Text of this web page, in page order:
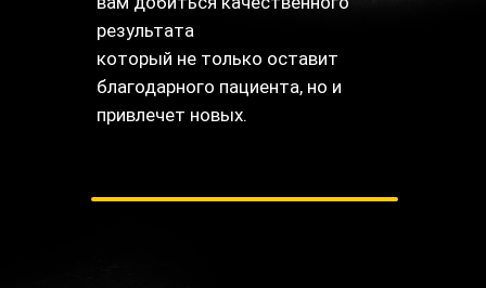
результата
который не только оставит
благодарного пациента, но и
привлечет новых.